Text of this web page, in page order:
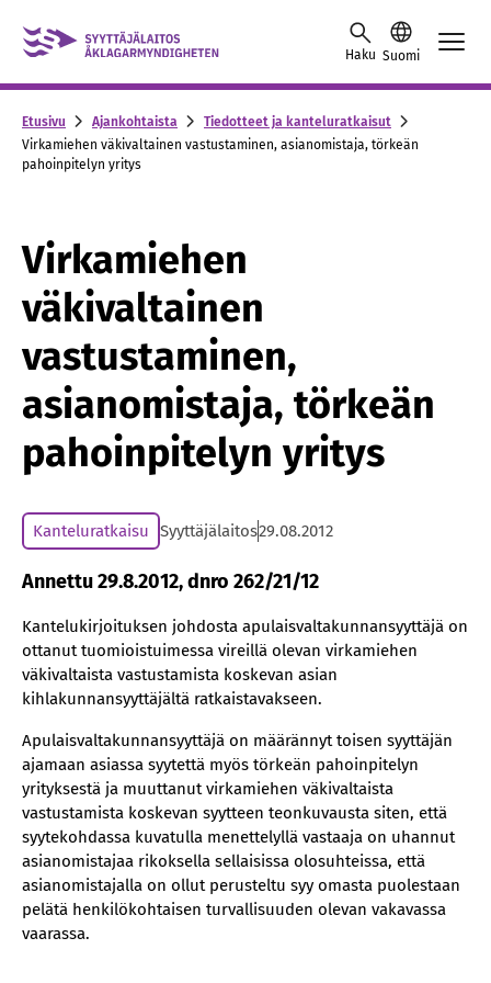
Siirry sisältöön
Haku Suomi
Etusivu Ajankohtaista
Tiedotteet ja kanteluratkaisut
Virkamiehen väkivaltainen vastustaminen, asianomistaja, törkeän
pahoinpitelyn yritys
Virkamiehen
väkivaltainen
vastustaminen,
asianomistaja, törkeän
pahoinpitelyn yritys
Kanteluratkaisu Syyttäjälaitos29.08.2012
Annettu 29.8.2012, dnro 262/21/12
Kantelukirjoituksen johdosta apulaisvaltakunnansyyttäjä on
ottanut tuomioistuimessa vireillä olevan virkamiehen
väkivaltaista vastustamista koskevan asian
kihlakunnansyyttäjältä ratkaistavakseen.
Apulaisvaltakunnansyyttäjä on määrännyt toisen syyttäjän
ajamaan asiassa syytettä myös törkeän pahoinpitelyn
yrityksestä ja muuttanut virkamiehen väkivaltaista
vastustamista koskevan syytteen teonkuvausta siten, että
syytekohdassa kuvatulla menettelyllä vastaaja on uhannut
asianomistajaa rikoksella sellaisissa olosuhteissa, että
asianomistajalla on ollut perusteltu syy omasta puolestaan
pelätä henkilökohtaisen turvallisuuden olevan vakavassa
vaarassa.